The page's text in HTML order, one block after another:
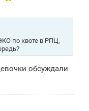
по квоте в РПЦ,
обсуждали